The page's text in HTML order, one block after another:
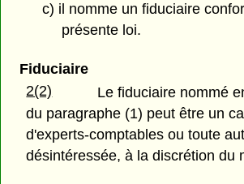
c) il nomme un fiduciaire
présente loi.
Fiduciaire
2(2)
Le fiduciaire nommé
du paragraphe (1) peut être un
d'experts-comptables ou toute
désintéressée, à la discrétion du